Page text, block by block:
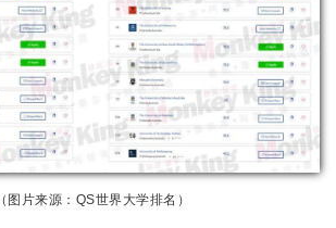
（图片来源：QS世界大学排名）